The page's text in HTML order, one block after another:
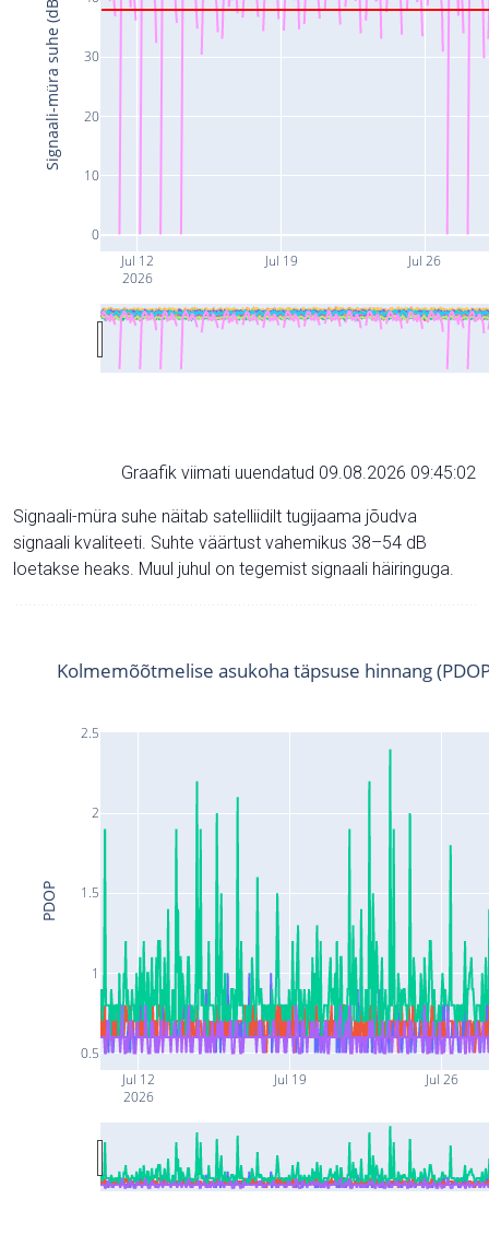
Jul 12
2026
Jul 19 Jul 26
0
10
20
30
Signaali-müra suhe (dB)
Graafik viimati uuendatud 09.08.2026 09:45:02
Signaali-müra suhe näitab satelliidilt tugijaama jõudva
signaali kvaliteeti. Suhte väärtust vahemikus 38–54 dB
loetakse heaks. Muul juhul on tegemist signaali häiringuga.
Jul 12
2026
Jul 19 Jul 26
0.5
1
1.5
2
2.5
Kolmemõõtmelise asukoha täpsuse hinnang
PDOP